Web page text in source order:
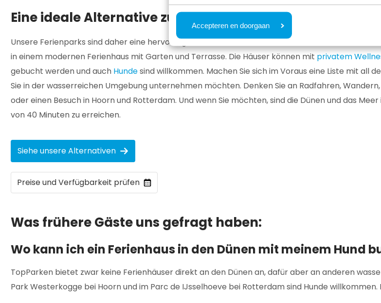
Accepteren en doorgaan
Eine ideale Alternative zu einem Ferienhaus in den Dünen
Unsere Ferienparks sind daher eine hervorragende Alternative zu einem Ferienhaus in den
in einem modernen Ferienhaus mit Garten und Terrasse. Die Häuser können mit privatem
gebucht werden und auch Hundesind willkommen. Machen Sie sich im Voraus eine Liste mit all
Sie in der wasserreichen Umgebung unternehmen möchten. Denken Sie an Radfahren,
oder einen Besuch in Hoorn und Rotterdam. Und wenn Sie möchten, sind die Dünen und das
von 40 Minuten zu erreichen.
Siehe unsere Alternativen
Preise und Verfügbarkeit prüfen
Was frühere Gäste uns gefragt haben:
Wo kann ich ein Ferienhaus in den Dünen mit meinem Hund
TopParken bietet zwar keine Ferienhäuser direkt an den Dünen an, dafür aber an anderen
Park Westerkogge bei Hoorn und im Parc de IJsselhoeve bei Rotterdam sind Hunde